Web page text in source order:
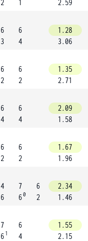
2 1
2.59
6
3
6
4
1.28
3.06
6
2
6
2
1.35
2.71
6
4
6
4
2.09
1.58
6
2
6
2
1.67
1.96
4
6
7
60
6
2
2.34
1.46
7
6 1
6
4
1.55
2.15